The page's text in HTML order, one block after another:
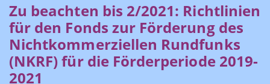
Zu beachten bis 2/2021: Richtlinien
für den Fonds zur Förderung des
Nichtkommerziellen Rundfunks
(NKRF) für die Förderperiode 2019-
2021